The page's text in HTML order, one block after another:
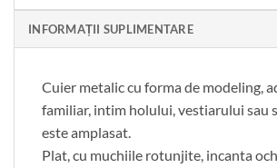
INFORMAȚII SUPLIMENTARE
Cuier metalic cu forma de modeling,
familiar, intim holului, vestiarului sau
este amplasat.
Plat, cu muchiile rotunjite, incanta